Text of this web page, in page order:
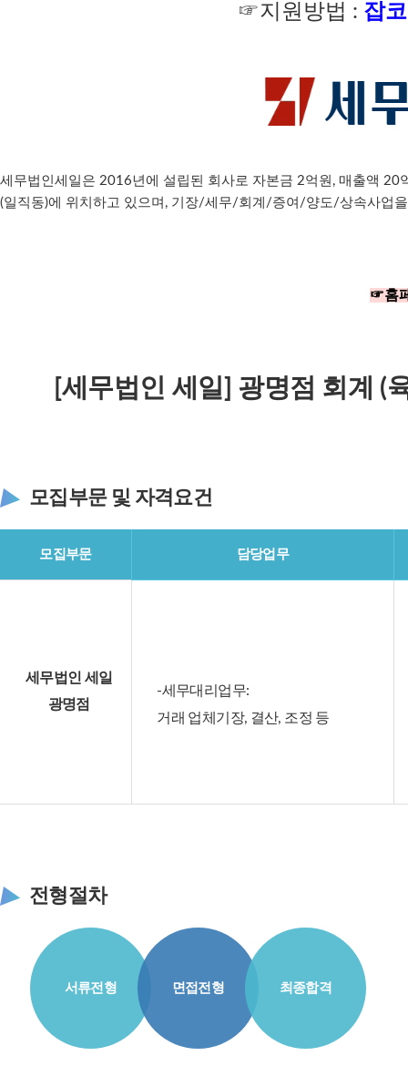
☞지원방법 : 잡
세무법인세일은 2016년에 설립된 회사로 자본금 2억원, 매출액
(일직동)에 위치하고 있으며, 기장/세무/회계/증여/양도/상속사업
☞홈
[세무법인 세일] 광명점 회계 (
모집부문 및 자격요건
모집부문 담당업무
세무법인 세일
광명점
-세무대리업무:
거래 업체기장, 결산, 조정 등
전형절차
서류전형 면접전형 최종합격